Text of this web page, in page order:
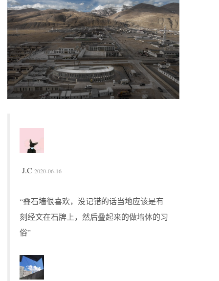
J.C 2020-06-16
“叠石墙很喜欢，没记错的话当地应该是有
刻经文在石牌上，然后叠起来的做墙体的习
俗”